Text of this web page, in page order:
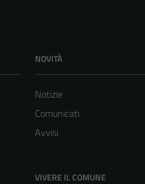
NOVITÀ
Notizie
Comunicati
Avvisi
VIVERE IL COMUNE